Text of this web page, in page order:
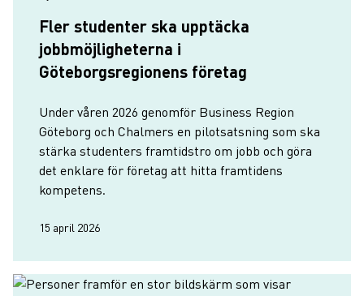
Fler studenter ska upptäcka
jobbmöjligheterna i
Göteborgsregionens företag
Under våren 2026 genomför Business Region
Göteborg och Chalmers en pilotsatsning som ska
stärka studenters framtidstro om jobb och göra
det enklare för företag att hitta framtidens
kompetens.
15 april 2026